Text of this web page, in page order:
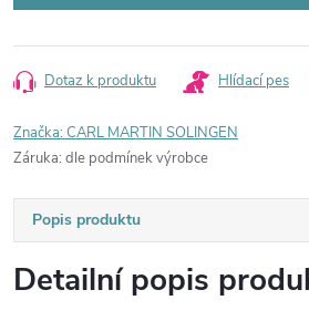
Dotaz k produktu Hlídací pes
Značka:CARL MARTIN SOLINGEN
Záruka: dle podmínek výrobce
Popis produktu
Detailní popis